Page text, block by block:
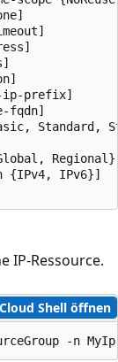
prefix]
fqdn]
Standard,
{IPv4, IPv6}]
IP-Ressource.
Cloud Shell öffnen
-n MyIp